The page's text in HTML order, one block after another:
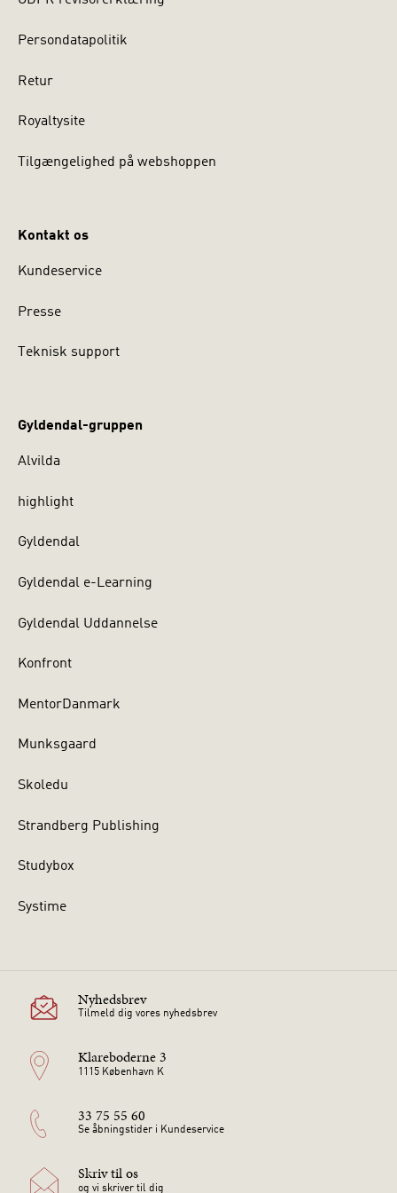
Persondatapolitik
Retur
Royaltysite
Tilgængelighed på webshoppen
Kontakt os
Kundeservice
Presse
Teknisk support
Gyldendal-gruppen
Alvilda
highlight
Gyldendal
Gyldendal e-Learning
Gyldendal Uddannelse
Konfront
MentorDanmark
Munksgaard
Skoledu
Strandberg Publishing
Studybox
Systime
Nyhedsbrev
Tilmeld dig vores nyhedsbrev
Klareboderne 3
1115 København K
33 75 55 60
Se åbningstider i Kundeservice
Skriv til os
og vi skriver til dig